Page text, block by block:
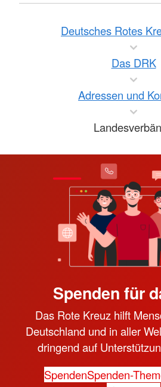
Deutsches Rotes
Das DRK
Adressen und
Spenden für
Das Rote Kreuz hilft
Deutschland und in aller
dringend auf
SpendenSpenden-